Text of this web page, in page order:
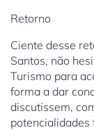
Retorno
Ciente desse
Santos, não
Turismo para
forma a dar
discutissem,